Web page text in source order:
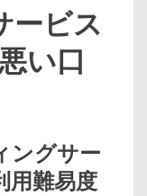
ービス
い口
ングサー
用難易度